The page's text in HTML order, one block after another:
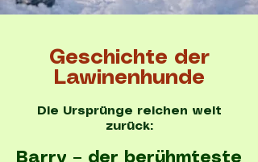
Geschichte der
Lawinenhunde
Die Ursprünge reichen weit
zurück:
Barry – der berühmteste